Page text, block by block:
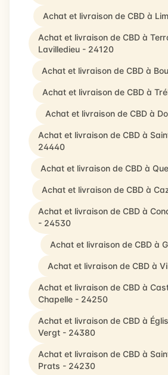
Achat et livraison de CBD à
Achat et livraison de CBD à
Lavilledieu - 24120
Achat et livraison de CBD à
Achat et livraison de CBD à
Achat et livraison de CBD à
Achat et livraison de CBD à
24440
Achat et livraison de CBD à
Achat et livraison de CBD à
Achat et livraison de CBD à
- 24530
Achat et livraison de CBD à
Achat et livraison de CBD à
Achat et livraison de CBD à
Chapelle - 24250
Achat et livraison de CBD à
Vergt - 24380
Achat et livraison de CBD à
Prats - 24230